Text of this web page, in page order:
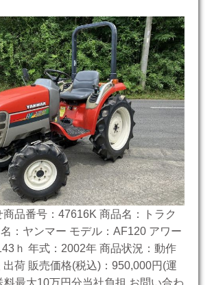
品番号：47616K 商品名：トラク
：ヤンマー モデル：AF120 アワー
ｈ 年式：2002年 商品状況：動作
荷 販売価格(税込)：950,000円(運
料最大10万円分当社負担 お問い合わ